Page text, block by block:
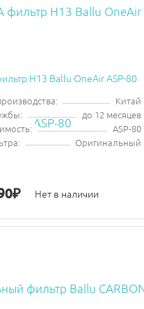
H13 Ballu OneAir ASP-80
Китай
до 12 месяцев
ASP-80
Оригинальный
₽ Нет в наличии